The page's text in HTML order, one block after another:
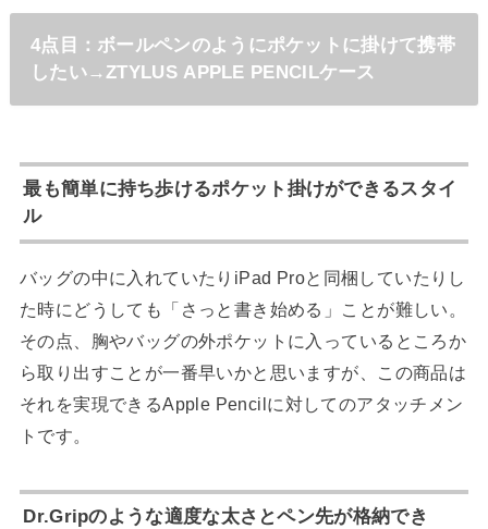
4点目：ボールペンのようにポケットに掛けて携帯
したい→ZTYLUS APPLE PENCILケース
最も簡単に持ち歩けるポケット掛けができるスタイ
ル
バッグの中に入れていたりiPad Proと同梱していたりし
た時にどうしても「さっと書き始める」ことが難しい。
その点、胸やバッグの外ポケットに入っているところか
ら取り出すことが一番早いかと思いますが、この商品は
それを実現できるApple Pencilに対してのアタッチメン
トです。
Dr.Gripのような適度な太さとペン先が格納でき